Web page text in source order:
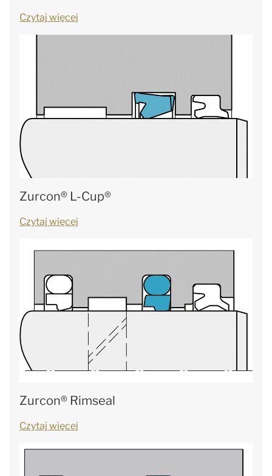
Czytaj więcej
Zurcon® L-Cup®
Czytaj więcej
Zurcon® Rimseal
Czytaj więcej